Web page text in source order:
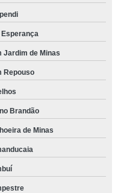
Esperança
Jardim de Minas
Repouso
Brandão
de Minas